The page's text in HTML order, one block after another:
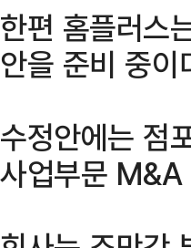
한편 홈플러스
안을 준비 중이
수정안에는 점
사업부문 M&A